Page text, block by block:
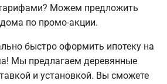
Можем предложить
по промо-акции.
быстро оформить ипотеку на
Мы предлагаем деревянные
и установкой. Вы сможете